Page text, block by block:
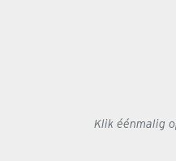
Klik éénmalig